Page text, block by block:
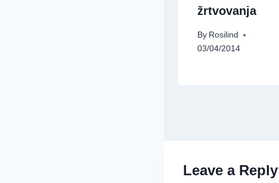
žrtvovanja
By Rosilind
03/04/2014
Leave a Reply